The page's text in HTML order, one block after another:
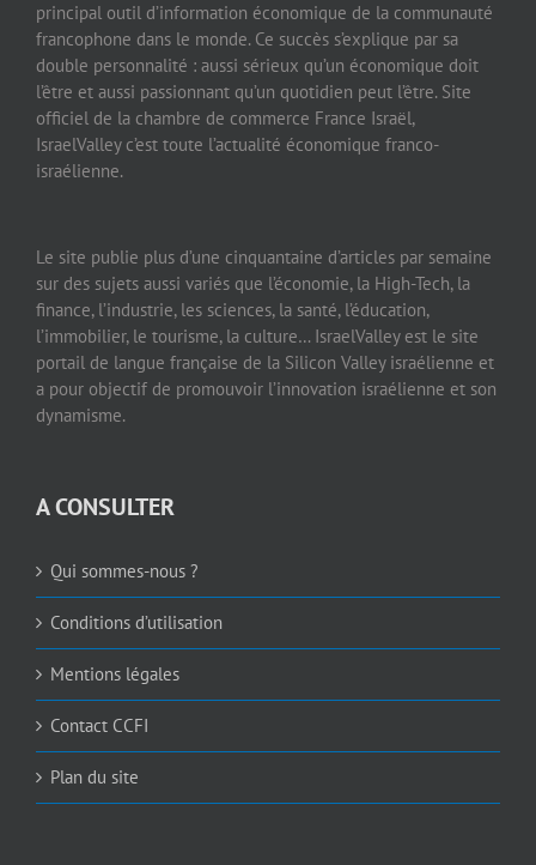
principal outil d’information économique de la communauté
francophone dans le monde. Ce succès s’explique par sa
double personnalité : aussi sérieux qu’un économique doit
l’être et aussi passionnant qu’un quotidien peut l’être. Site
officiel de la chambre de commerce France Israël,
IsraelValley c’est toute l’actualité économique franco-
israélienne.
Le site publie plus d’une cinquantaine d’articles par semaine
sur des sujets aussi variés que l’économie, la High-Tech, la
finance, l’industrie, les sciences, la santé, l’éducation,
l’immobilier, le tourisme, la culture… IsraelValley est le site
portail de langue française de la Silicon Valley israélienne et
a pour objectif de promouvoir l’innovation israélienne et son
dynamisme.
A CONSULTER
Qui sommes-nous ?
Conditions d’utilisation
Mentions légales
Contact CCFI
Plan du site